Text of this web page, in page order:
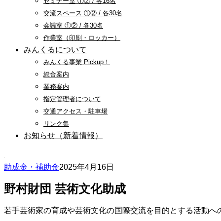
交流スペース ①② / 各30名
会議室 ①② / 各30名
作業室（印刷・ロッカー）
みんくるについて
みんくる事業 Pickup！
総合案内
業務案内
指定管理者について
交通アクセス・駐車場
リンク集
お知らせ（新着情報）
助成金・補助金2025年4月16日
野村財団 芸術文化助成
若手芸術家の育成や芸術文化の国際交流を目的とする活動へ